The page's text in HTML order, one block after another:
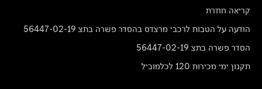
קריאה חוזרת
הודעה על הטבות לרכבי מרצדס בהסדר פשרה בתצ 56447-02-19
הסדר פשרה בתצ 56447-02-19
תקנון ימי מכירות 120 לכלמוביל